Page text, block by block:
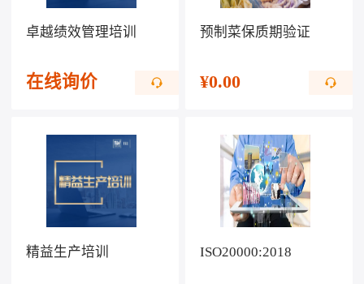
卓越绩效管理培训
在线询价
预制菜保质期验证
¥0.00
精益生产培训 ISO20000:2018